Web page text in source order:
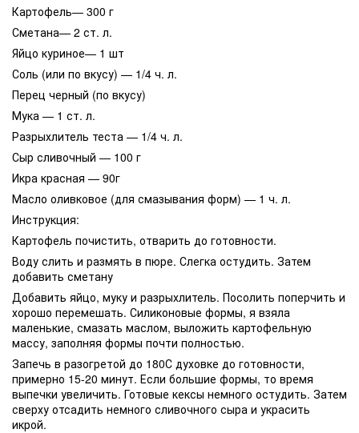
Картофель— 300 г
Сметана— 2 ст. л.
Яйцо куриное— 1 шт
Соль (или по вкусу) — 1/4 ч. л.
Перец черный (по вкусу)
Мука — 1 ст. л.
Разрыхлитель теста — 1/4 ч. л.
Сыр сливочный — 100 г
Икра красная — 90г
Масло оливковое (для смазывания форм) — 1 ч. л.
Инструкция:
Картофель почистить, отварить до готовности.
Воду слить и размять в пюре. Слегка остудить. Затем
добавить сметану
Добавить яйцо, муку и разрыхлитель. Посолить поперчить и
хорошо перемешать. Силиконовые формы, я взяла
маленькие, смазать маслом, выложить картофельную
массу, заполняя формы почти полностью.
Запечь в разогретой до 180С духовке до готовности,
примерно 15-20 минут. Если большие формы, то время
выпечки увеличить. Готовые кексы немного остудить. Затем
сверху отсадить немного сливочного сыра и украсить
икрой.